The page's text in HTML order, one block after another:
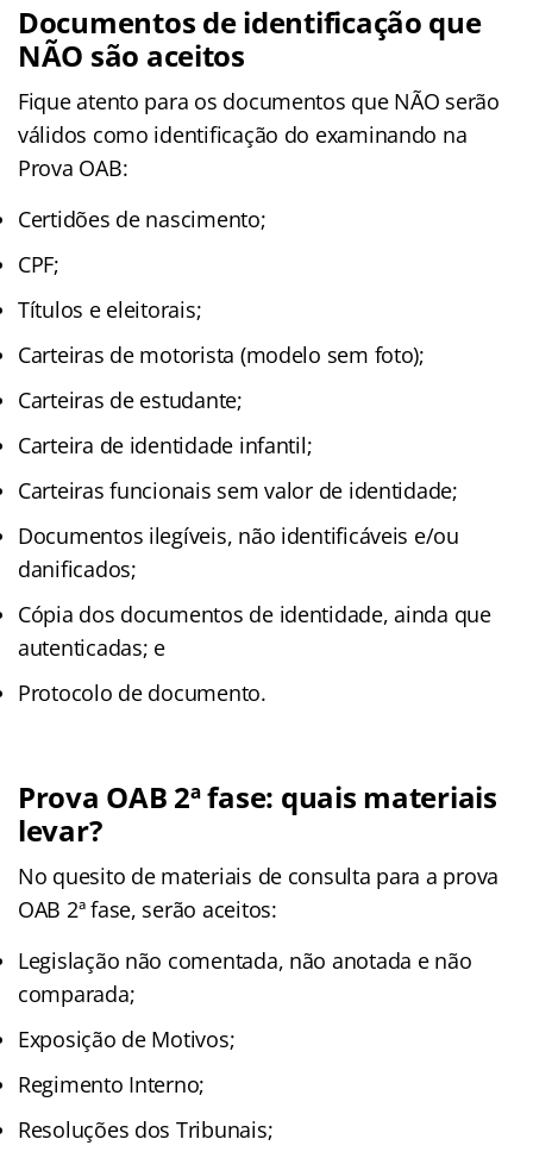
Documentos de identificação que
NÃO são aceitos
Fique atento para os documentos que NÃO serão
válidos como identificação do examinando na
Prova OAB:
Certidões de nascimento;
CPF;
Títulos e eleitorais;
Carteiras de motorista (modelo sem foto);
Carteiras de estudante;
Carteira de identidade infantil;
Carteiras funcionais sem valor de identidade;
Documentos ilegíveis, não identificáveis e/ou
danificados;
Cópia dos documentos de identidade, ainda que
autenticadas; e
Protocolo de documento.
Prova OAB 2ª fase: quais materiais
levar?
No quesito de materiais de consulta para a prova
OAB 2ª fase, serão aceitos:
Legislação não comentada, não anotada e não
comparada;
Exposição de Motivos;
Regimento Interno;
Resoluções dos Tribunais;